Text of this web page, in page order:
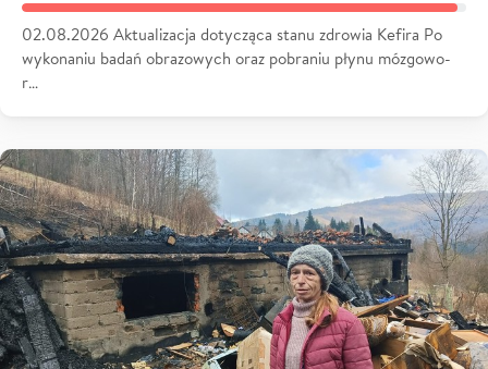
02.08.2026 Aktualizacja dotycząca stanu zdrowia Kefira Po
wykonaniu badań obrazowych oraz pobraniu płynu mózgowo-
r…